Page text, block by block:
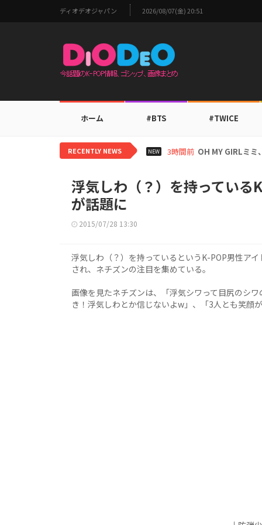
ディオデオジャパン 2026/08/07(金) 20:51
ホーム #BTS #TWICE
RECENTLY NEWS NEW 5時間前 BTS V、ワールド
浮気しわ（？）を持っている
が話題に
2015/07/28 13:30
浮気しわ（？）を持っているというK-POP男性ア
され、ネチズンの注目を集めている。
画像を見たネチズンは、「浮気シワって目尻のシ
き！浮気しわとか信じないよw」、「3人とも笑顔